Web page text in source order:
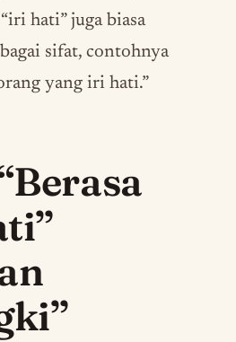
hati” juga biasa
sifat, contohnya
yang iri hati.”